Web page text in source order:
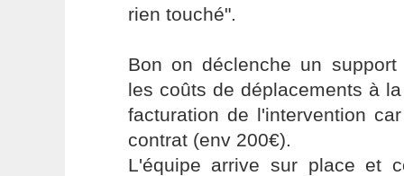
rien touché".
Bon on déclenche un
les coûts de déplacements à
facturation de l'intervention
contrat (env 200€).
L'équipe arrive sur place et